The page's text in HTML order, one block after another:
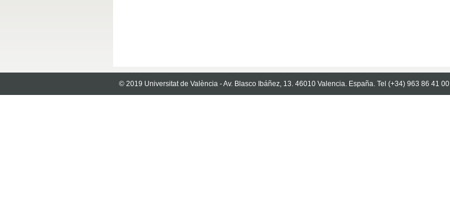
© 2019 Universitat de València - Av. Blasco Ibáñez, 13. 46010 Valencia. España. Tel (+34) 963 86 41 00